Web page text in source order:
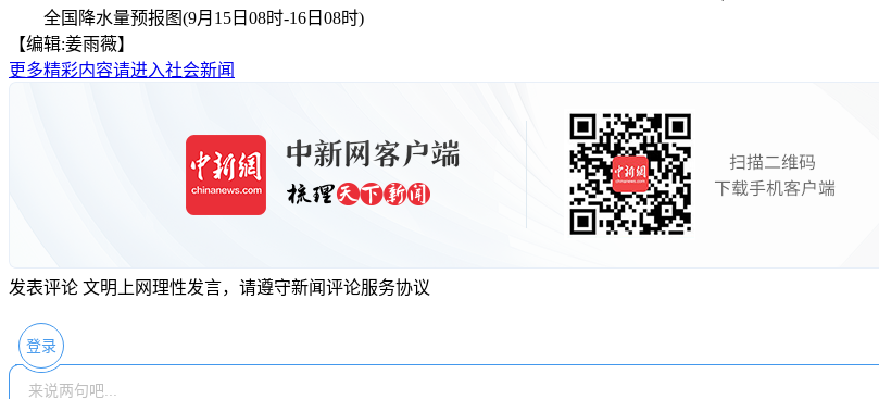
全国降水量预报图(9月15日08时-16日08时)
【编辑:姜雨薇】
更多精彩内容请进入社会新闻
发表评论 文明上网理性发言，请遵守新闻评论服务协议
登录